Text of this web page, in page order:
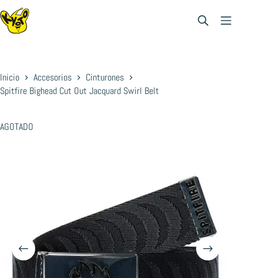
Saltar
al
contenido
Inicio Accesorios
Cinturones
Spitfire Bighead Cut Out Jacquard Swirl Belt
AGOTADO